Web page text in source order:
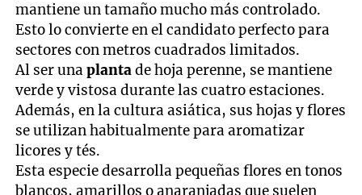
mantiene un tamaño mucho más controlado.
Esto lo convierte en el candidato perfecto para
sectores con metros cuadrados limitados.
Al ser unaplantade hoja perenne, se mantiene
verde y vistosa durante las cuatro estaciones.
Además, en la cultura asiática, sus hojas y flores
se utilizan habitualmente para aromatizar
licores y tés.
Esta especiedesarrolla pequeñas flores en tonos
blancos, amarillos o anaranjadas que suelen